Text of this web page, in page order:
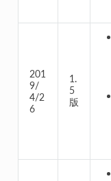
201
9/
4/2
6
1.
5
版